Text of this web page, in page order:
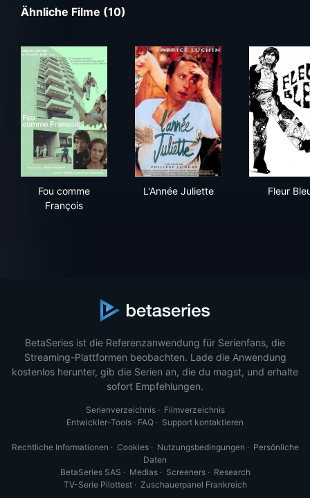
Ähnliche Filme (10)
Fou comme
François
L'Année Juliette Fleur
BetaSeries ist die Referenzanwendung für Serienfans, die
Streaming-Plattformen beobachten. Lade die Anwendung
kostenlos herunter, gib die Serien an, die du magst, und erhalte
sofort Empfehlungen.
Serienverzeichnis· Filmverzeichnis
Entwickler-Tools · FAQ · Support kontaktieren
Rechtliche Informationen · Cookies· Nutzungsbedingungen · Persönliche
Daten
BetaSeries SAS · Medias· Screeners· Research
TV-Serie Pilottest· Zuschauerpanel Frankreich